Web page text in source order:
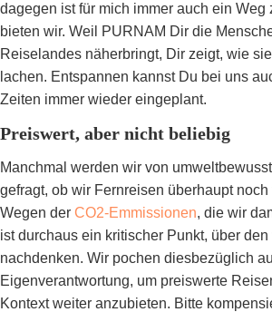
dagegen ist für mich immer auch ein Weg
bieten wir. Weil PURNAM Dir die
Reiselandes näherbringt, Dir zeigt, wie
lachen. Entspannen kannst Du bei uns
Zeiten immer wieder eingeplant.
Preiswert, aber nicht beliebig
Manchmal werden wir von
gefragt, ob wir Fernreisen überhaupt
Wegen der CO2-Emmissionen, die wir
ist durchaus ein kritischer Punkt, über den
nachdenken. Wir pochen diesbezüglich
Eigenverantwortung, um preiswerte
Kontext weiter anzubieten. Bitte